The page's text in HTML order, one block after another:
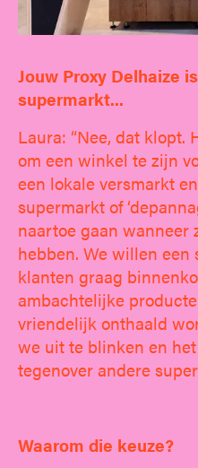
Jouw Proxy Delhaize
supermarkt...
Laura: “Nee, dat klopt.
om een winkel te zijn
een lokale versmarkt
supermarkt of
naartoe gaan wanneer
hebben. We willen een
klanten graag
ambachtelijke
vriendelijk onthaald
we uit te blinken en
tegenover andere
Waarom die keuze?